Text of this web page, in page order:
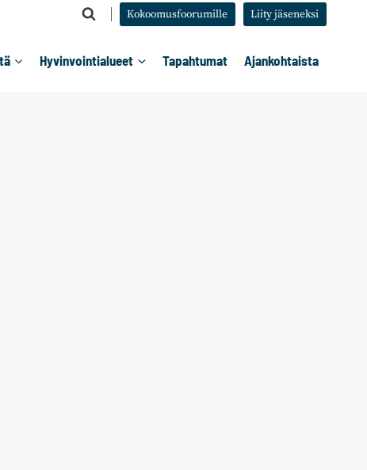
Kokoomusfoorumille Liity jäseneksi
Hyvinvointialueet Tapahtumat Ajankohtaista